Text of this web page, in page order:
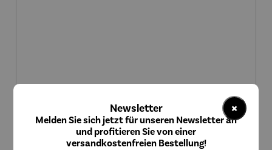
Geschenkset | Grillparty
×
Newsletter
Melden Sie sich jetzt für unseren Newsletter an
und profitieren Sie von einer
versandkostenfreien Bestellung!